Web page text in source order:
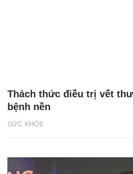
SỨC KHỎE
Thách thức điều trị vết
bệnh nền